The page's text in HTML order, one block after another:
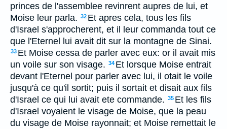
princes de l'assemblee revinrent aupres de lui, et
Moise leur parla. 32 Et apres cela, tous les fils
d'Israel s'approcherent, et il leur commanda tout ce
que l'Eternel lui avait dit sur la montagne de Sinai.
33 Et Moise cessa de parler avec eux: or il avait mis
un voile sur son visage. 34 Et lorsque Moise entrait
devant l'Eternel pour parler avec lui, il otait le voile
jusqu'à ce qu'il sortit; puis il sortait et disait aux fils
d'Israel ce qui lui avait ete commande. 35 Et les fils
d'Israel voyaient le visage de Moise, que la peau
du visage de Moise rayonnait; et Moise remettait le